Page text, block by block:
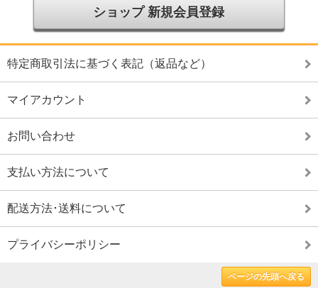
ショップ 新規会員登録
特定商取引法に基づく表記（返品など）
マイアカウント
お問い合わせ
支払い方法について
配送方法･送料について
プライバシーポリシー
ページの先頭へ戻る